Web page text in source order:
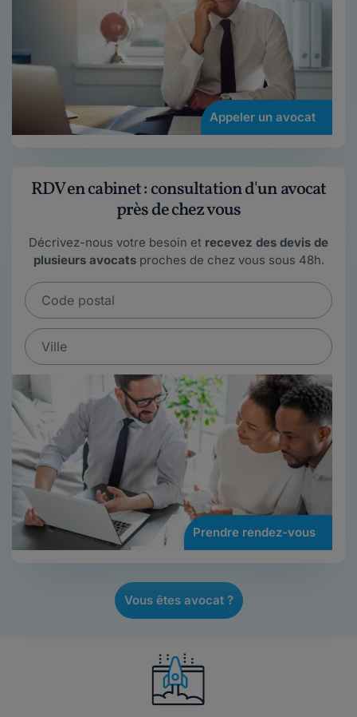
Appeler un avocat
RDV en cabinet : consultation d'un avocat
près de chez vous
Décrivez-nous votre besoin et recevez des devis de
plusieurs avocatsproches de chez vous sous 48h.
Prendre rendez-vous
Vous êtes avocat ?